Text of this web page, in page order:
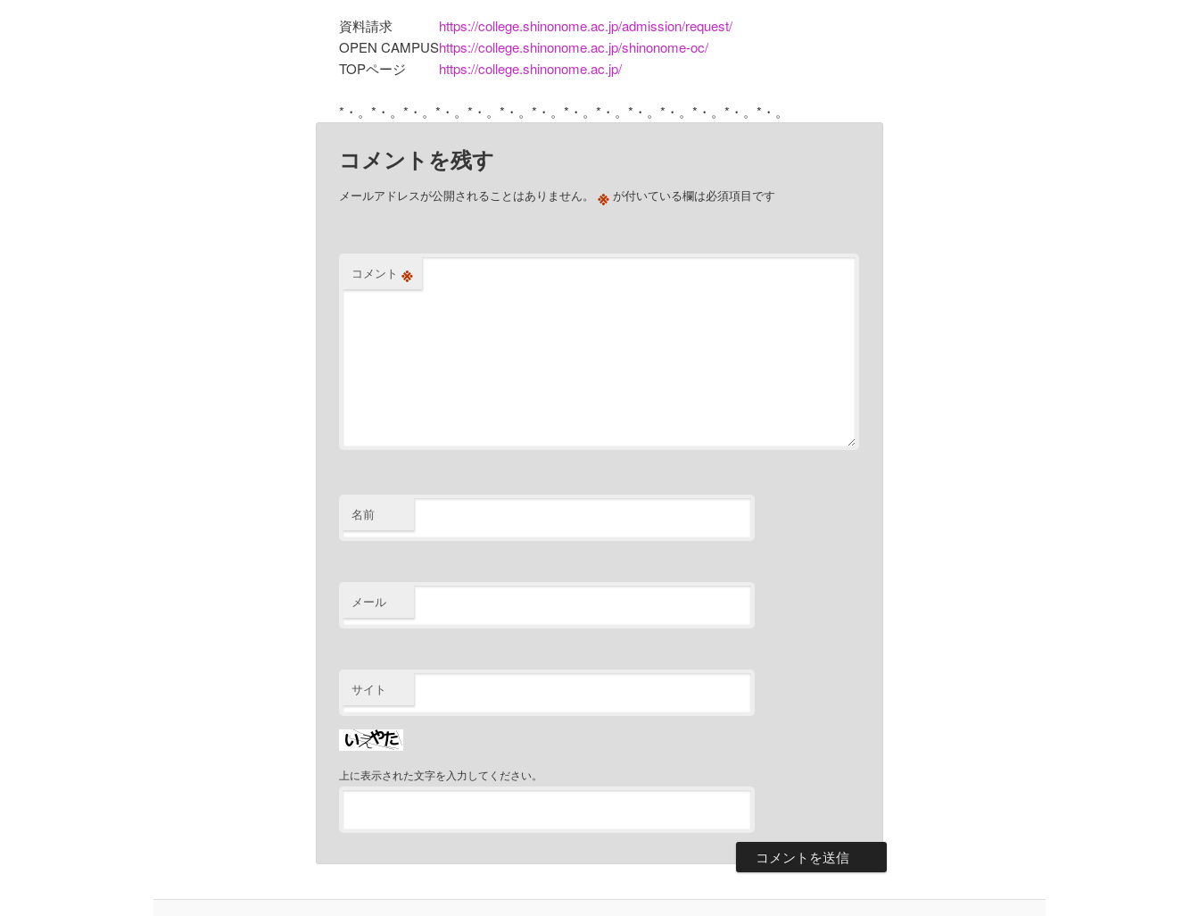
資料請求
https://college.shinonome.ac.jp/admission/request/
OPEN CAMPUShttps://college.shinonome.ac.jp/shinonome-oc/
TOPページ
https://college.shinonome.ac.jp/
コメントを残す
メールアドレスが公開されることはありません。 ※が付いている欄は必須項目です
コメント ※
名前
メール
サイト
上に表示された文字を入力してください。